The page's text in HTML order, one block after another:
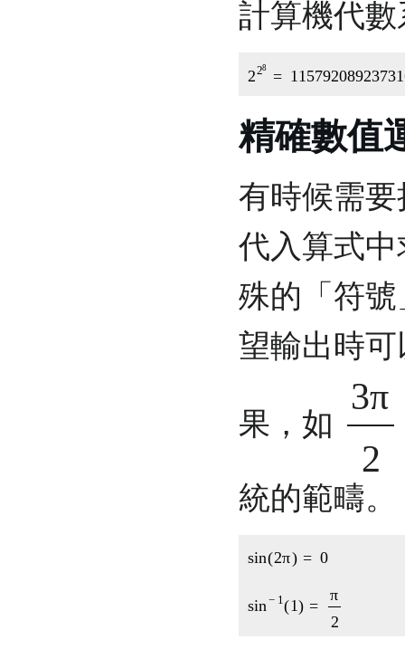
計算機代
22 8 =
精確數值
有時候需
代入算式
殊的「符
望輸出時
果，如 3
統的範疇。
sin( 2π)
sin−1( 1)